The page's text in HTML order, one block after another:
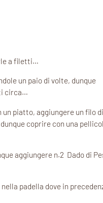
a filetti…
un paio di volte, dunque
circa…
piatto, aggiungere un filo
coprire con una
aggiungere n.2 Dado di
padella dove in